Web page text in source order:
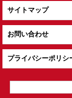
サイトマップ
お問い合わせ
プライバシーポリシ